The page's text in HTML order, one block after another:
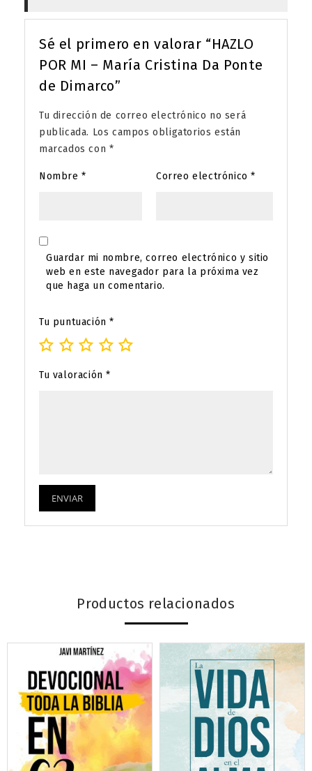
Sé el primero en valorar “HAZLO
POR MI – María Cristina Da Ponte
de Dimarco”
Tu dirección de correo electrónico no será
publicada. Los campos obligatorios están
marcados con *
Nombre* Correo electrónico*
Guardar mi nombre, correo electrónico y sitio
web en este navegador para la próxima vez
que haga un comentario.
Tu puntuación*
Tu valoración*
Productos relacionados